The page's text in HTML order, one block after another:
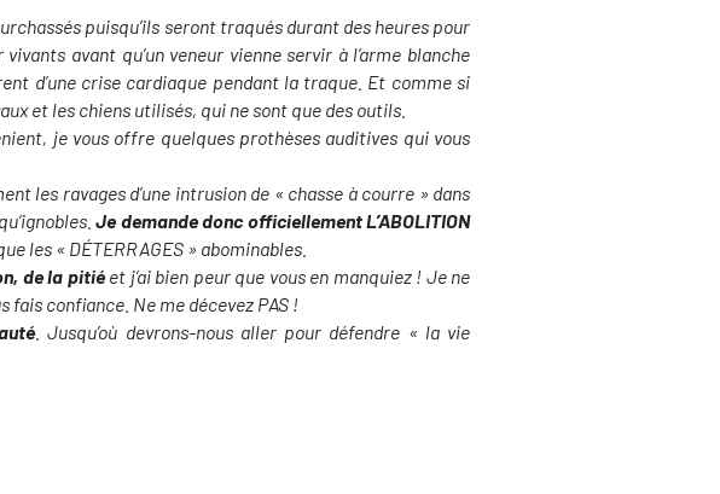
puisqu’ils seront traqués durant des heures pour
avant qu’un veneur vienne servir à l’arme blanche
d’une crise cardiaque pendant la traque. Et comme si
et les chiens utilisés, qui ne sont que des outils.
je vous offre quelques prothèses auditives qui vous
les ravages d’une intrusion de « chasse à courre » dans
Je demande donc officiellementL’ABOLITION
les « DÉTERRAGES » abominables.
de la pitiéet j’ai bien peur que vous en manquiez ! Je ne
confiance. Ne me décevez PAS !
. Jusqu’où devrons-nous aller pour défendre « la vie